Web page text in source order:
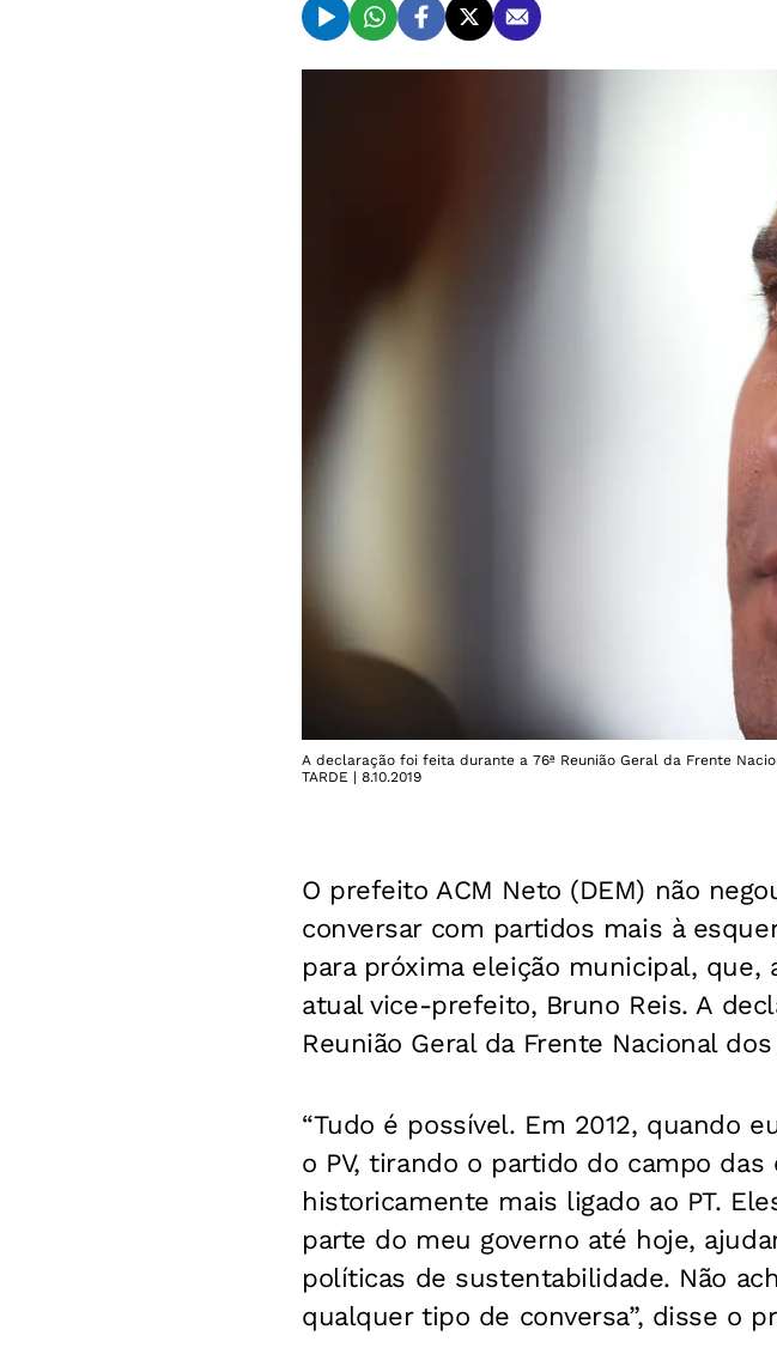
A declaração foi feita durante a 76ª Reunião Geral da Frente
TARDE | 8.10.2019
O prefeito ACM Neto (DEM) não
conversar com partidos mais à
para próxima eleição municipal,
atual vice-prefeito, Bruno Reis. A
Reunião Geral da Frente Nacional
“Tudo é possível. Em 2012, quando
o PV, tirando o partido do campo
historicamente mais ligado ao PT.
parte do meu governo até hoje,
políticas de sustentabilidade. Não
qualquer tipo de conversa”, disse o